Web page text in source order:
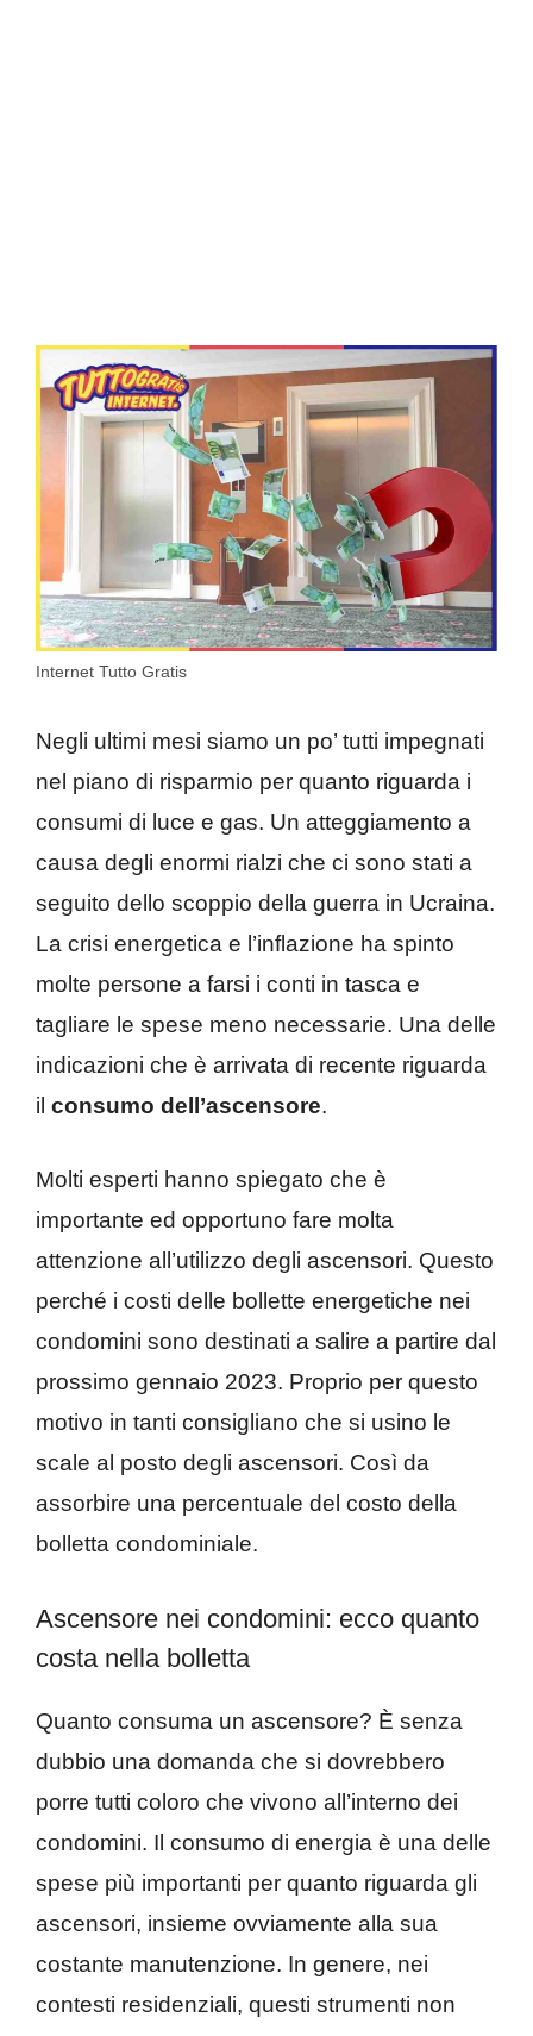
Internet Tutto Gratis
Negli ultimi mesi siamo un po’ tutti impegnati
nel piano di risparmio per quanto riguarda i
consumi di luce e gas. Un atteggiamento a
causa degli enormi rialzi che ci sono stati a
seguito dello scoppio della guerra in Ucraina.
La crisi energetica e l’inflazione ha spinto
molte persone a farsi i conti in tasca e
tagliare le spese meno necessarie. Una delle
indicazioni che è arrivata di recente riguarda
il consumo dell’ascensore.
Molti esperti hanno spiegato che è
importante ed opportuno fare molta
attenzione all’utilizzo degli ascensori. Questo
perché i costi delle bollette energetiche nei
condomini sono destinati a salire a partire dal
prossimo gennaio 2023. Proprio per questo
motivo in tanti consigliano che si usino le
scale al posto degli ascensori. Così da
assorbire una percentuale del costo della
bolletta condominiale.
Ascensore nei condomini: ecco quanto
costa nella bolletta
Quanto consuma un ascensore? È senza
dubbio una domanda che si dovrebbero
porre tutti coloro che vivono all’interno dei
condomini. Il consumo di energia è una delle
spese più importanti per quanto riguarda gli
ascensori, insieme ovviamente alla sua
costante manutenzione. In genere, nei
contesti residenziali, questi strumenti non